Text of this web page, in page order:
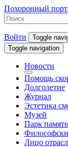
Похоронный
Войти
Toggle
Toggle navigation
Новости
Помощь
Долголетие
Журнал
Эстетика
Музей
Парк памяти
Лицо